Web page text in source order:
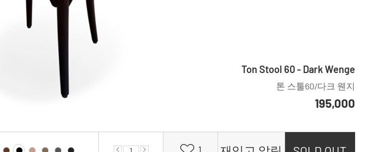
Ton Stool 60 - Dark Wenge
톤 스툴60/다크 웬지
195,000
1